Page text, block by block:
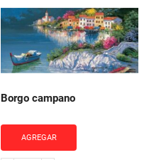
sul
mare
cantidad
Borgo campano
AGREGAR